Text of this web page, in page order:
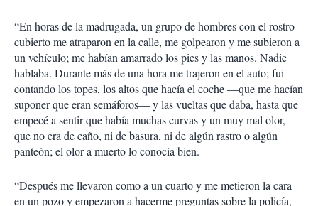
“En horas de la madrugada, un grupo de hombres con el rostro
cubierto me atraparon en la calle, me golpearon y me subieron a
un vehículo; me habían amarrado los pies y las manos. Nadie
hablaba. Durante más de una hora me trajeron en el auto; fui
contando los topes, los altos que hacía el coche —que me hacían
suponer que eran semáforos— y las vueltas que daba, hasta que
empecé a sentir que había muchas curvas y un muy mal olor,
que no era de caño, ni de basura, ni de algún rastro o algún
panteón; el olor a muerto lo conocía bien.
“Después me llevaron como a un cuarto y me metieron la cara
en un pozo y empezaron a hacerme preguntas sobre la policía,